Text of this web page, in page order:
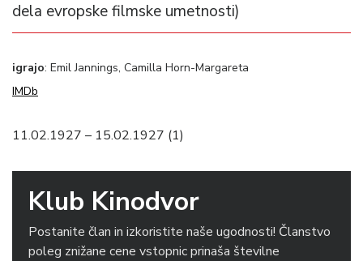
dela evropske filmske umetnosti)
igrajo: Emil Jannings, Camilla Horn-Margareta
IMDb
11.02.1927 – 15.02.1927 (1)
Klub Kinodvor
Postanite član in izkoristite naše ugodnosti! Članstvo
poleg znižane cene vstopnic prinaša številne